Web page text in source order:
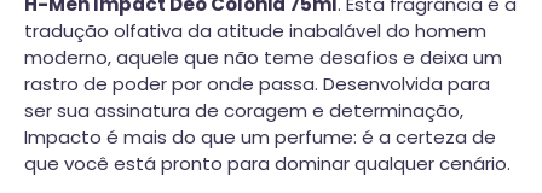
tradução olfativa da atitude inabalável do homem
moderno, aquele que não teme desafios e deixa um
rastro de poder por onde passa. Desenvolvida para
ser sua assinatura de coragem e determinação,
Impacto é mais do que um perfume: é a certeza de
que você está pronto para dominar qualquer cenário.